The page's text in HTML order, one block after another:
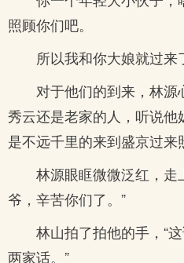
照顾你们吧。
所以我和你大娘就过来
对于他们的到来，林
秀云还是老家的人，听说
是不远千里的来到盛京过来
林源眼眶微微泛红，走
爷，辛苦你们了。”
林山拍了拍他的手，“
两家话。”